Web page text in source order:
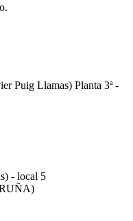
Puig Llamas) Planta 3ª -
- local 5